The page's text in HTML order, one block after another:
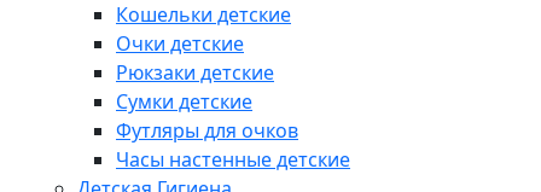
Кошельки детские
Очки детские
Рюкзаки детские
Сумки детские
Футляры для очков
Часы настенные детские